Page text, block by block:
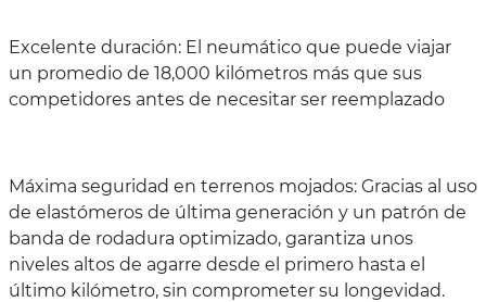
Excelente duración: El neumático que puede viajar
un promedio de 18,000 kilómetros más que sus
competidores antes de necesitar ser reemplazado
Máxima seguridad en terrenos mojados: Gracias al uso
de elastómeros de última generación y un patrón de
banda de rodadura optimizado, garantiza unos
niveles altos de agarre desde el primero hasta el
último kilómetro, sin comprometer su longevidad.